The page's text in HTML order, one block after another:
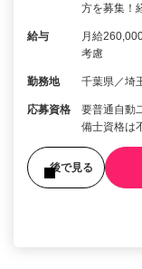
方を募集！
給与
月給
考慮
勤務地 千葉県／埼
応募資格
要普通自動
備士資格は
後で見る